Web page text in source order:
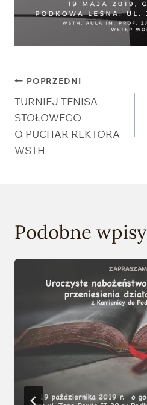
Nawigacja
wpisu
POPRZEDNI
TURNIEJ TENISA
STOŁOWEGO
O PUCHAR REKTORA
WSTH
Podobne wpisy